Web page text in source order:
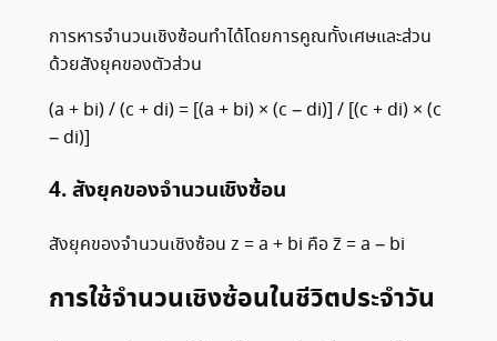
การหารจำนวนเชิงซ้อนทำได้โดยการคูณทั้งเศษและส่วน
ด้วยสังยุคของตัวส่วน
(a + bi) / (c + di) = [(a + bi) × (c – di)] / [(c + di) × (c
– di)]
4. สังยุคของจำนวนเชิงซ้อน
สังยุคของจำนวนเชิงซ้อน z = a + bi คือ z̅ = a – bi
การใช้จำนวนเชิงซ้อนในชีวิตประจำวัน